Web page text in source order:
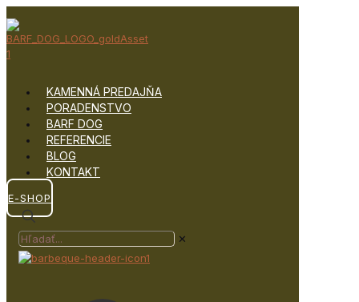
KAMENNÁ PREDAJŇA
PORADENSTVO
BARF DOG
REFERENCIE
BLOG
KONTAKT
E-SHOP
✕